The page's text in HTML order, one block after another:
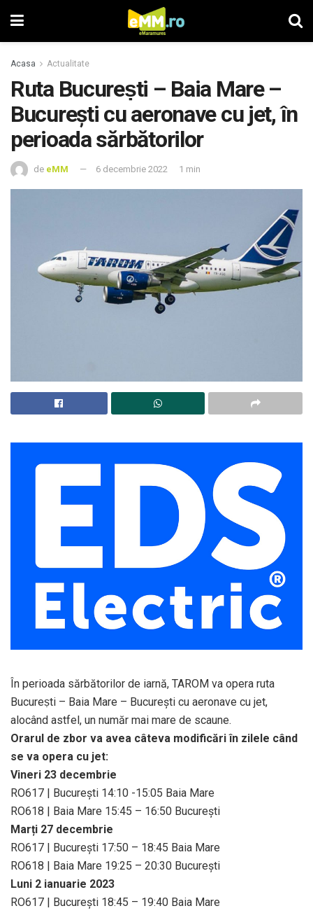
Acasa Actualitate
Ruta Bucureṣti – Baia Mare –
Bucureşti cu aeronave cu jet, în
perioada sărbătorilor
de eMM 6 decembrie 2022 1 min
În perioada sărbătorilor de iarnă, TAROM va opera ruta
Bucureṣti – Baia Mare – Bucureşti cu aeronave cu jet,
alocând astfel, un număr mai mare de scaune.
Orarul de zbor va avea câteva modificări în zilele când
se va opera cu jet:
Vineri 23 decembrie
RO617 | Bucureşti 14:10 -15:05 Baia Mare
RO618 | Baia Mare 15:45 – 16:50 Bucureşti
Marți 27 decembrie
RO617 | Bucureşti 17:50 – 18:45 Baia Mare
RO618 | Baia Mare 19:25 – 20:30 Bucureşti
Luni 2 ianuarie 2023
RO617 | Bucureşti 18:45 – 19:40 Baia Mare